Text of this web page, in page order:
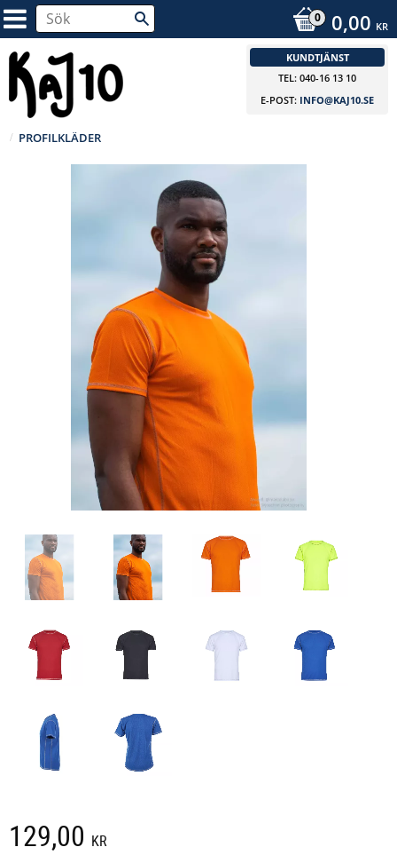
0,00 KR
KUNDTJÄNST
TEL: 040-16 13 10
E-POST: INFO@KAJ10.SE
PROFILKLÄDER
129,00 KR